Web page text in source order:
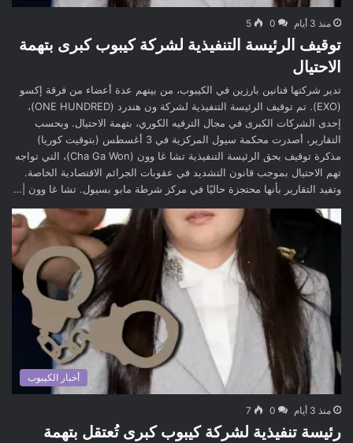
منذ 3 أيام 0
5
توقيف الرئيسة التنفيذية لشركة كيبوب كبرى بتهمة
الاحتيال
تدير شركتها فنانين بارزين في الكيبوب، من بينهم عدة أعضاء من فرقة إكسو
(EXO). تم توقيف الرئيسة التنفيذية لشركة ون هندرد (ONE HUNDRED)،
إحدى الشركات الكبرى في مجال الترفيه الكوري، بتهمة الاحتيال. وبحسب
التقارير، أصدرت محكمة سيول المركزية في 3 أغسطس (بتوقيت كوريا)
مذكرة توقيف بحق الرئيسة التنفيذية تشا غا وون (Cha Ga Won)، التي تواجه
تهم الاحتيال بموجب قانون التشديد في عقوبات الجرائم الاقتصادية الخاصة.
وتفيد التقارير بأنها محتجزة حاليًا في مركز شرطة مابو بسيول. تشا غا وون |…
أخبار الكيبوب
منذ 3 أيام 0
7
رئيسة تنفيذية لشركة كيبوب كبرى تُعتقل بتهمة